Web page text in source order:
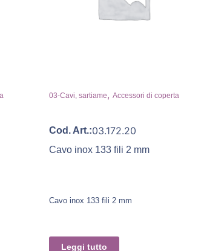
03-Cavi, sartiame, Accessori di coperta
Cod. Art.:03.172.20
Cavo inox 133 fili 2 mm
Cavo inox 133 fili 2 mm
Leggi tutto